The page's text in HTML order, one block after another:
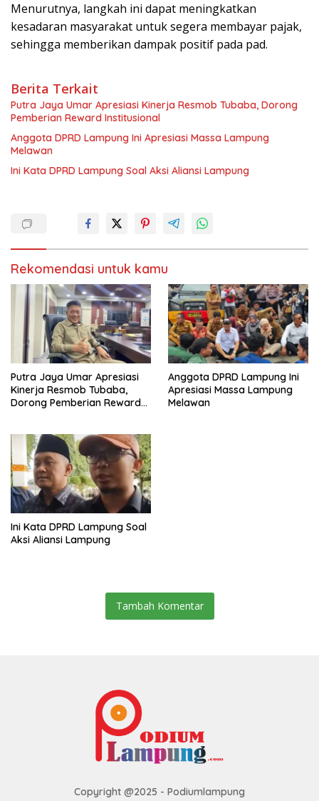
Menurutnya, langkah ini dapat meningkatkan
kesadaran masyarakat untuk segera membayar pajak,
sehingga memberikan dampak positif pada pad.
Berita Terkait
Putra Jaya Umar Apresiasi Kinerja Resmob Tubaba, Dorong
Pemberian Reward Institusional
Anggota DPRD Lampung Ini Apresiasi Massa Lampung
Melawan
Ini Kata DPRD Lampung Soal Aksi Aliansi Lampung
Rekomendasi untuk kamu
Putra Jaya Umar Apresiasi
Kinerja Resmob Tubaba,
Dorong Pemberian Reward
Anggota DPRD Lampung Ini
Apresiasi Massa Lampung
Melawan
Ini Kata DPRD Lampung Soal
Aksi Aliansi Lampung
Tambah Komentar
Copyright @2025 - Podiumlampung